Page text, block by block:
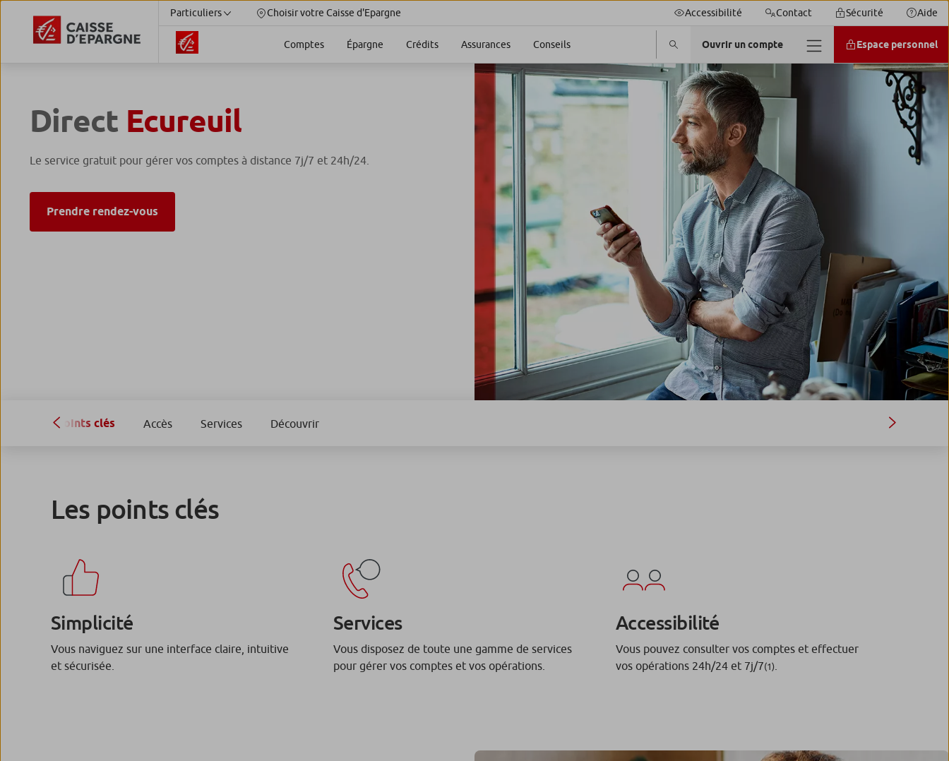
Particuliers Choisir votre Caisse d'Epargne Accessibilité Contact Sécurité Aide
Comptes Épargne Crédits Assurances Conseils Ouvrir un compte Espace personnel
Direct Ecureuil
Le service gratuit pour gérer vos comptes à distance 7j/7 et 24h/24.
Prendre rendez-vous
Points clés Accès Services Découvrir
Les points clés
Simplicité
Vous naviguez sur une interface claire, intuitive
et sécurisée.
Services
Vous disposez de toute une gamme de services
pour gérer vos comptes et vos opérations.
Accessibilité
Vous pouvez consulter vos comptes et effectuer
vos opérations 24h/24 et 7j/7(1)